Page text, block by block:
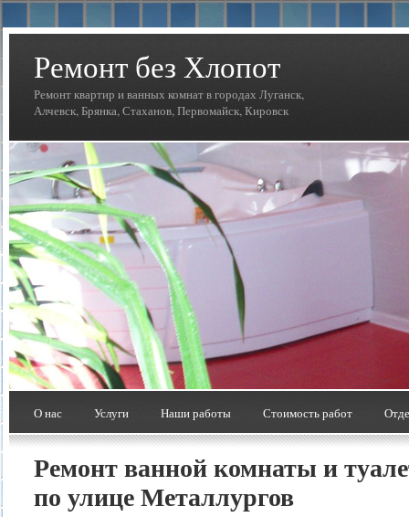
Ремонт без Хлопот
Ремонт квартир и ванных комнат в городах Луганск,
Алчевск, Брянка, Стаханов, Первомайск, Кировск
О нас Услуги Наши работы Стоимость работ
Ремонт ванной комнаты и
по улице Металлургов